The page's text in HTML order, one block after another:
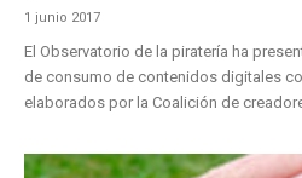
1 junio 2017
El Observatorio de la piratería ha
de consumo de contenidos digitales
elaborados por la Coalición de